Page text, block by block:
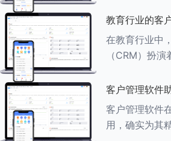
与共享 客户管理软件作为强大
的信息存储库
学生的基本信
龄、联
教育行业的客
生到毕业的全
在教育行业中
（CRM）扮
全方位管理，
理效率和学员
些适合教育行
其功能特点：
客户管理软件
定位目标市场
客户管理软件
用，确实为其